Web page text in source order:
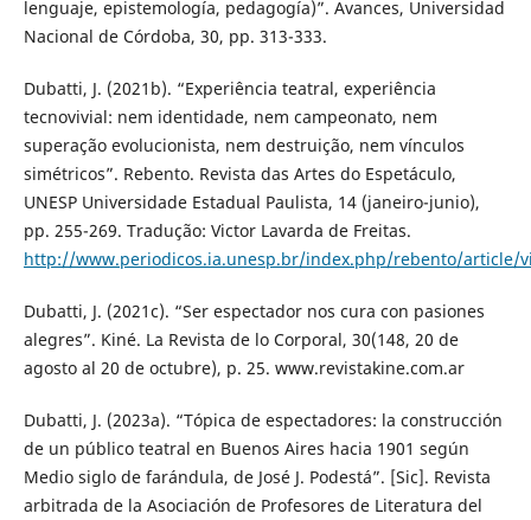
lenguaje, epistemología, pedagogía)”. Avances, Universidad
Nacional de Córdoba, 30, pp. 313-333.
Dubatti, J. (2021b). “Experiência teatral, experiência
tecnovivial: nem identidade, nem campeonato, nem
superação evolucionista, nem destruição, nem vínculos
simétricos”. Rebento. Revista das Artes do Espetáculo,
UNESP Universidade Estadual Paulista, 14 (janeiro-junio),
pp. 255-269. Tradução: Victor Lavarda de Freitas.
http://www.periodicos.ia.unesp.br/index.php/rebento/article/
Dubatti, J. (2021c). “Ser espectador nos cura con pasiones
alegres”. Kiné. La Revista de lo Corporal, 30(148, 20 de
agosto al 20 de octubre), p. 25. www.revistakine.com.ar
Dubatti, J. (2023a). “Tópica de espectadores: la construcción
de un público teatral en Buenos Aires hacia 1901 según
Medio siglo de farándula, de José J. Podestá”. [Sic]. Revista
arbitrada de la Asociación de Profesores de Literatura del